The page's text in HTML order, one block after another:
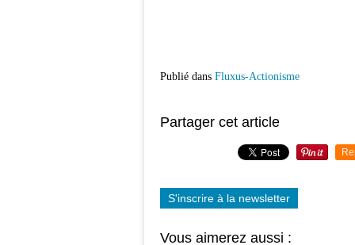
Publié dans Fluxus-Actionisme
Partager cet article
S'inscrire à la newsletter
Vous aimerez aussi :